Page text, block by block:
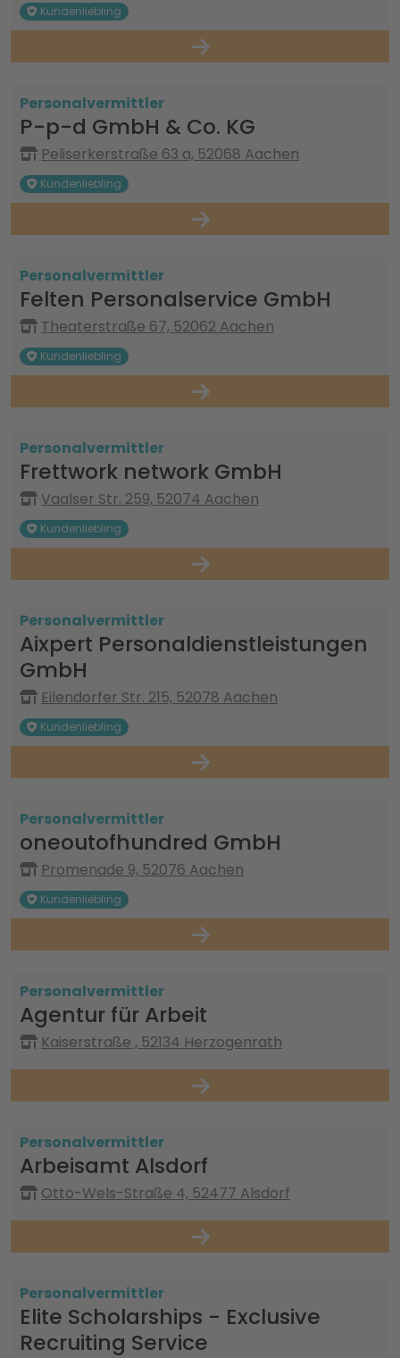
Kundenliebling
Personalvermittler
P-p-d GmbH & Co. KG
Peliserkerstraße 63 a, 52068 Aachen
Kundenliebling
Personalvermittler
Felten Personalservice GmbH
Theaterstraße 67, 52062 Aachen
Kundenliebling
Personalvermittler
Frettwork network GmbH
Vaalser Str. 259, 52074 Aachen
Kundenliebling
Personalvermittler
Aixpert Personaldienstleistungen
GmbH
Eilendorfer Str. 215, 52078 Aachen
Kundenliebling
Personalvermittler
oneoutofhundred GmbH
Promenade 9, 52076 Aachen
Kundenliebling
Personalvermittler
Agentur für Arbeit
Kaiserstraße , 52134 Herzogenrath
Personalvermittler
Arbeisamt Alsdorf
Otto-Wels-Straße 4, 52477 Alsdorf
Personalvermittler
Elite Scholarships - Exclusive
Recruiting Service